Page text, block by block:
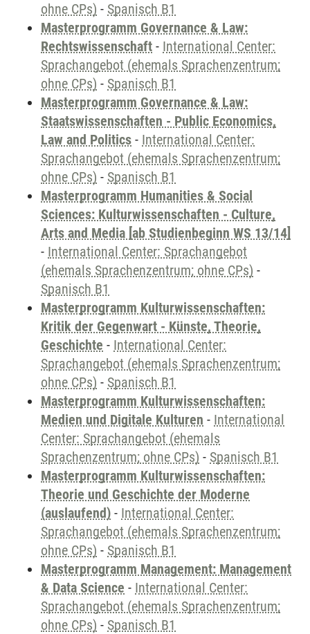
ohne CPs) - Spanisch B1
Masterprogramm Governance & Law:
Rechtswissenschaft - International Center:
Sprachangebot (ehemals Sprachenzentrum;
ohne CPs) - Spanisch B1
Masterprogramm Governance & Law:
Staatswissenschaften - Public Economics,
Law and Politics - International Center:
Sprachangebot (ehemals Sprachenzentrum;
ohne CPs) - Spanisch B1
Masterprogramm Humanities & Social
Sciences: Kulturwissenschaften - Culture,
Arts and Media [ab Studienbeginn WS 13/14]
- International Center: Sprachangebot
(ehemals Sprachenzentrum; ohne CPs) -
Spanisch B1
Masterprogramm Kulturwissenschaften:
Kritik der Gegenwart - Künste, Theorie,
Geschichte - International Center:
Sprachangebot (ehemals Sprachenzentrum;
ohne CPs) - Spanisch B1
Masterprogramm Kulturwissenschaften:
Medien und Digitale Kulturen - International
Center: Sprachangebot (ehemals
Sprachenzentrum; ohne CPs) - Spanisch B1
Masterprogramm Kulturwissenschaften:
Theorie und Geschichte der Moderne
(auslaufend) - International Center:
Sprachangebot (ehemals Sprachenzentrum;
ohne CPs) - Spanisch B1
Masterprogramm Management: Management
& Data Science - International Center:
Sprachangebot (ehemals Sprachenzentrum;
ohne CPs) - Spanisch B1